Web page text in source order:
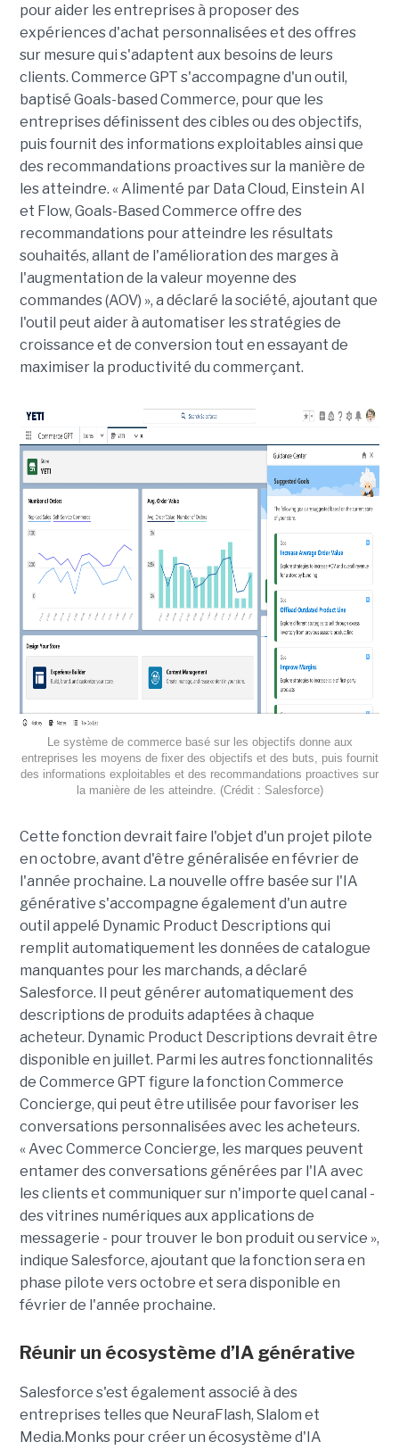
pour aider les entreprises à proposer des
expériences d'achat personnalisées et des offres
sur mesure qui s'adaptent aux besoins de leurs
clients. Commerce GPT s'accompagne d'un outil,
baptisé Goals-based Commerce, pour que les
entreprises définissent des cibles ou des objectifs,
puis fournit des informations exploitables ainsi que
des recommandations proactives sur la manière de
les atteindre. « Alimenté par Data Cloud, Einstein AI
et Flow, Goals-Based Commerce offre des
recommandations pour atteindre les résultats
souhaités, allant de l'amélioration des marges à
l'augmentation de la valeur moyenne des
commandes (AOV) », a déclaré la société, ajoutant que
l'outil peut aider à automatiser les stratégies de
croissance et de conversion tout en essayant de
maximiser la productivité du commerçant.
Le système de commerce basé sur les objectifs donne aux
entreprises les moyens de fixer des objectifs et des buts, puis fournit
des informations exploitables et des recommandations proactives sur
la manière de les atteindre. (Crédit : Salesforce)
Cette fonction devrait faire l'objet d'un projet pilote
en octobre, avant d'être généralisée en février de
l'année prochaine. La nouvelle offre basée sur l'IA
générative s'accompagne également d'un autre
outil appelé Dynamic Product Descriptions qui
remplit automatiquement les données de catalogue
manquantes pour les marchands, a déclaré
Salesforce. Il peut générer automatiquement des
descriptions de produits adaptées à chaque
acheteur. Dynamic Product Descriptions devrait être
disponible en juillet. Parmi les autres fonctionnalités
de Commerce GPT figure la fonction Commerce
Concierge, qui peut être utilisée pour favoriser les
conversations personnalisées avec les acheteurs.
« Avec Commerce Concierge, les marques peuvent
entamer des conversations générées par l'IA avec
les clients et communiquer sur n'importe quel canal -
des vitrines numériques aux applications de
messagerie - pour trouver le bon produit ou service »,
indique Salesforce, ajoutant que la fonction sera en
phase pilote vers octobre et sera disponible en
février de l'année prochaine.
Réunir un écosystème d’IA générative
Salesforce s'est également associé à des
entreprises telles que NeuraFlash, Slalom et
Media.Monks pour créer un écosystème d'IA